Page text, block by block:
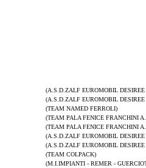
(A.S.D.ZALF EUROMOBIL DESIREE
(A.S.D.ZALF EUROMOBIL DESIREE
(TEAM NAMED FERROLI)
(TEAM PALA FENICE FRANCHINI
(TEAM PALA FENICE FRANCHINI
(A.S.D.ZALF EUROMOBIL DESIREE
(A.S.D.ZALF EUROMOBIL DESIREE
(TEAM COLPACK)
(M.I.IMPIANTI - REMER -